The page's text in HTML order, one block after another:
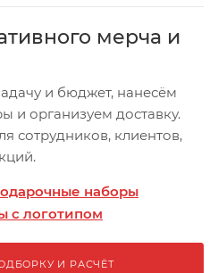
мерча и
и бюджет, нанесём
и организуем доставку.
сотрудников, клиентов,
наборы
с логотипом
И РАСЧЁТ